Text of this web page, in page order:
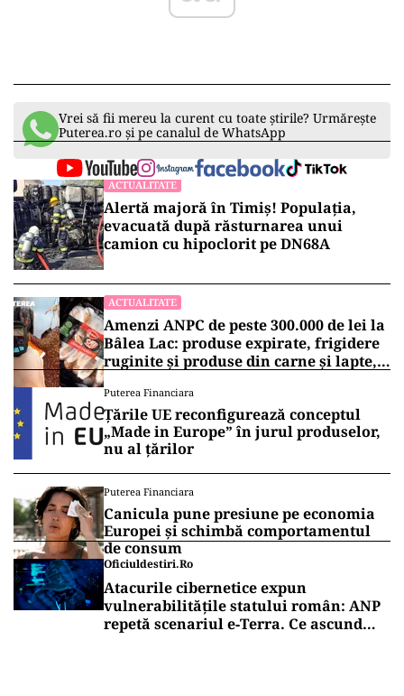
Vrei să fii mereu la curent cu toate știrile? Urmărește
Puterea.ro și pe canalul de WhatsApp
ACTUALITATE
Alertă majoră în Timiș! Populația,
evacuată după răsturnarea unui
camion cu hipoclorit pe DN68A
ACTUALITATE
Amenzi ANPC de peste 300.000 de lei la
Bâlea Lac: produse expirate, frigidere
ruginite și produse din carne și lapte,
Puterea Financiara
Țările UE reconfigurează conceptul
„Made in Europe” în jurul produselor,
nu al țărilor
Puterea Financiara
Canicula pune presiune pe economia
Europei și schimbă comportamentul
de consum
Oficiuldestiri.ro
Atacurile cibernetice expun
vulnerabilitățile statului român: ANP
repetă scenariul e‑Terra. Ce ascund